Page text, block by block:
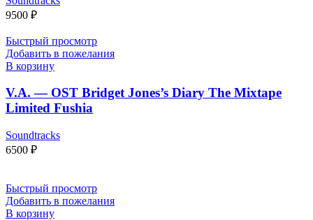
9500 ₽
Быстрый просмотр
Добавить в пожелания
В корзину
V.A. — OST Bridget Jones’s Diary The Mixtape
Limited Fushia
Soundtracks
6500 ₽
Быстрый просмотр
Добавить в пожелания
В корзину